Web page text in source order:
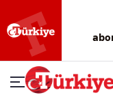
okuma
deneyimi